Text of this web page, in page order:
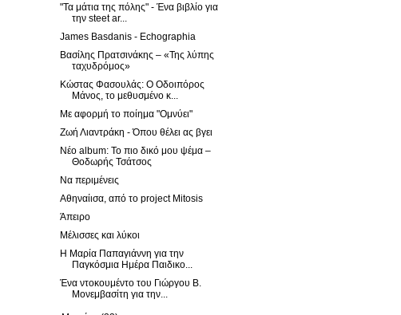
"Τα μάτια της πόλης" - Ένα βιβλίο για
την steet ar...
James Basdanis - Echographia
Βασίλης Πρατσινάκης – «Της λύπης
ταχυδρόμος»
Κώστας Φασουλάς: Ο Οδοιπόρος
Μάνος, το μεθυσμένο κ...
Με αφορμή το ποίημα "Ομνύει"
Ζωή Λιαντράκη - Όπου θέλει ας βγει
Νέο album: Το πιο δικό μου ψέμα –
Θοδωρής Τσάτσος
Να περιμένεις
Αθηναίισα, από το project Mitosis
Άπειρο
Μέλισσες και λύκοι
Η Μαρία Παπαγιάννη για την
Παγκόσμια Ημέρα Παιδικο...
Ένα ντοκουμέντο του Γιώργου Β.
Μονεμβασίτη για την...